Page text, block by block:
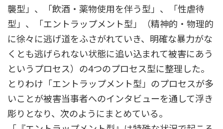
襲型」、「飲酒・薬物使用を伴う型」、「性虐待
型」、「エントラップメント型」（精神的・物理的
に徐々に逃げ道をふさがれていき、明確な暴力がな
くとも逃げられない状態に追い込まれて被害にあう
というプロセス）の4つのプロセス型に整理した。
とりわけ「エントラップメント型」のプロセスが多
いことが被害当事者へのインタビューを通して浮き
彫りとなり、次のようにまとめている。